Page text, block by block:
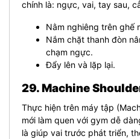
chính là: ngực, vai, tay sau,
Nằm nghiêng trên ghế
Nắm chặt thanh đòn
chạm ngực.
Đẩy lên và lặp lại.
29. Machine
Thực hiện trên máy tập
mới làm quen với gym dễ
là giúp vai trước phát triển,